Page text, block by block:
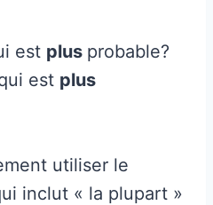
est plus probable?
est plus
utiliser le
inclut « la plupart »